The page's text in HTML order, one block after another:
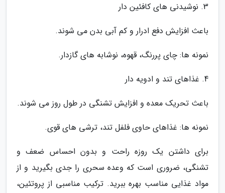
3. نوشیدنی های کافئین دار
باعث افزایش دفع ادرار و کم آبی بدن می شوند.
نمونه ها: چای پررنگ، قهوه، نوشابه های گازدار.
4. غذاهای تند و ادویه دار
باعث تحریک معده و افزایش تشنگی در طول روز می شوند.
نمونه ها: غذاهای حاوی فلفل تند، ترشی های قوی.
برای داشتن یک روزه راحت و بدون احساس ضعف و
تشنگی، ضروری است که وعده سحری را جدی بگیرید و از
مواد غذایی مناسب بهره ببرید. ترکیب مناسبی از پروتئین،